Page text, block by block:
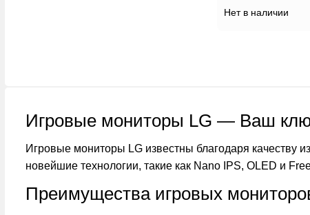
Нет в наличии
Игровые мониторы LG — Ваш
Игровые мониторы LG известны благодаря
новейшие технологии, такие как Nano IPS, OLED и
Преимущества игровых